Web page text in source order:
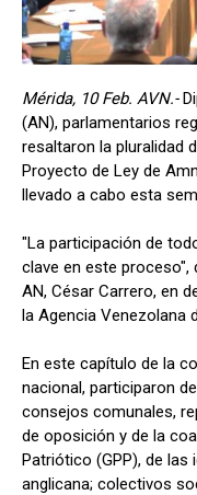
Mérida, 10 Feb. AVN.-
(AN), parlamentarios
resaltaron la pluralidad
Proyecto de Ley de
llevado a cabo esta
"La participación de
clave en este
AN, César Carrero, en
la Agencia Venezolana
En este capítulo de la
nacional, participaron
consejos comunales,
de oposición y de la
Patriótico (GPP), de las
anglicana; colectivos